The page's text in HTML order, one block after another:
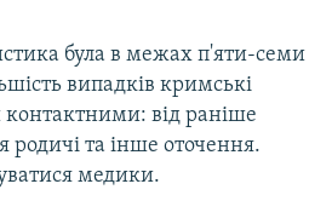
була в межах п'яти-семи
випадків кримські
від раніше
родичі та інше оточення.
медики.